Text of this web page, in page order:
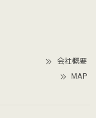
会社概要
MAP